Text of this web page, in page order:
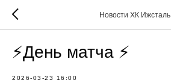
Новости ХК Ижсталь
⚡️День матча ⚡️
2026-03-23 16:00